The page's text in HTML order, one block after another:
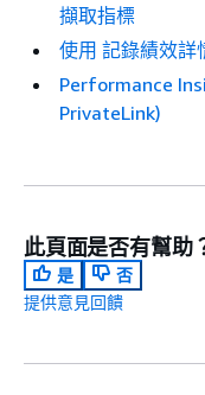
擷取指標
使用 記錄績效詳
Performance
PrivateLink)
此頁面是否有幫助
是
否
提供意見回饋